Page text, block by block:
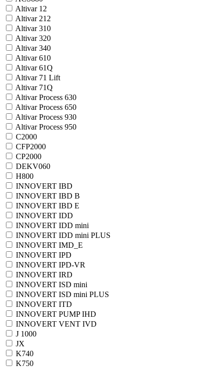
Altivar 12
Altivar 212
Altivar 310
Altivar 320
Altivar 340
Altivar 610
Altivar 61Q
Altivar 71 Lift
Altivar 71Q
Altivar Process 630
Altivar Process 650
Altivar Process 930
Altivar Process 950
C2000
CFP2000
CP2000
DEKV060
H800
INNOVERT IBD
INNOVERT IBD B
INNOVERT IBD E
INNOVERT IDD
INNOVERT IDD mini
INNOVERT IDD mini PLUS
INNOVERT IMD_E
INNOVERT IPD
INNOVERT IPD-VR
INNOVERT IRD
INNOVERT ISD mini
INNOVERT ISD mini PLUS
INNOVERT ITD
INNOVERT PUMP IHD
INNOVERT VENT IVD
J 1000
JX
K740
K750